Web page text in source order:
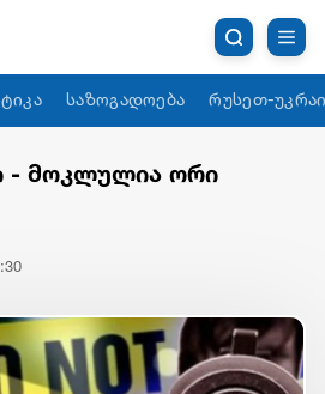
საზოგადოება რუსეთ-
- მოკლულია ორი